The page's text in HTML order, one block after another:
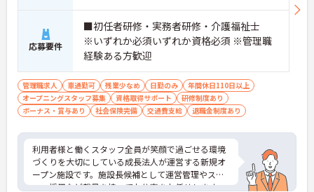
応募要件
■初任者研修・実務者研修・介護福祉士
※いずれか必須いずれか資格必須 ※管理職
経験ある方歓迎
管理職求人 車通勤可 残業少なめ 日勤のみ
年間休日110日以上
オープニングスタッフ募集
資格取得サポート
研修制度あり
ボーナス・賞与あり
社会保険完備 交通費支給 退職金制度あり
利用者様と働くスタッフ全員が笑顔で過ごせる環境
づくりを大切にしている成長法人が運営する新規オ
ープン施設です。施設長候補として運営管理やスタ
ッフ採用など裁量を持ってお仕事をお任せします。